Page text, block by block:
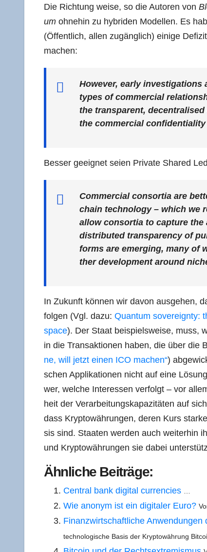
Die Rich­tung wei­se, so die Autoren von
um ohne­hin zu hybri­den Model­len. Es
(Öffent­lich, allen zugäng­lich) eini­ge
machen:
Howe­ver, ear­ly
types of com­mer­cial
the trans­pa­rent,
the com­mer­cial
Bes­ser geeig­net sei­en Pri­va­te Shared
Com­mer­cial con­sor­tia are
chain tech­no­lo­gy – which we
allow con­sor­tia to cap­tu­re
dis­tri­bu­ted trans­pa­ren­cy of
forms are emer­ging, many of
ther deve­lo­p­ment around
In Zukunft kön­nen wir davon aus­ge­hen,
fol­gen (Vgl. dazu: Quan­tum sove­reig­n­ty:
space). Der Staat bei­spiels­wei­se, muss,
in die Trans­ak­tio­nen haben, die über die
ne, will jetzt einen ICO machen“)
schen Appli­ka­tio­nen nicht auf eine
wer, wel­che Inter­es­sen ver­folgt – vor
heit der Ver­ar­bei­tungs­ka­pa­zi­tä­ten auf
dass Kryp­to­wäh­run­gen, deren Kurs
sis sind. Staa­ten wer­den auch wei­ter­hin
und Kryp­to­wäh­run­gen sie dabei
Ähn­li­che Beiträge:
Cen­tral bank digi­tal cur­ren­ci­es
Wie anonym ist ein digi­ta­ler Euro?
Finanz­wirt­schaft­li­che Anwen­dun­gen
tech­no­lo­gi­sche Basis der Kryp­to­wäh­rung